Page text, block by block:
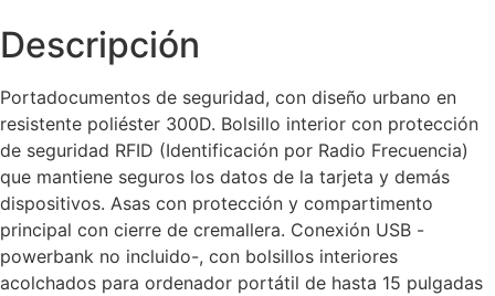
Descripción
Portadocumentos de seguridad, con diseño urbano en
resistente poliéster 300D. Bolsillo interior con protección
de seguridad RFID (Identificación por Radio Frecuencia)
que mantiene seguros los datos de la tarjeta y demás
dispositivos. Asas con protección y compartimento
principal con cierre de cremallera. Conexión USB -
powerbank no incluido-, con bolsillos interiores
acolchados para ordenador portátil de hasta 15 pulgadas